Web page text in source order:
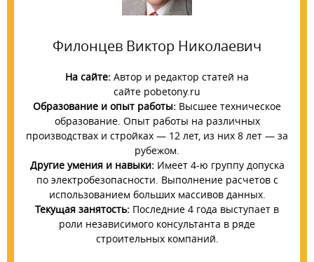
Филонцев Виктор Николаевич
На сайте: Автор и редактор статей на
сайте pobetony.ru
Образование и опыт работы: Высшее техническое
образование. Опыт работы на различных
производствах и стройках — 12 лет, из них 8 лет — за
рубежом.
Другие умения и навыки:Имеет 4-ю группу допуска
по электробезопасности. Выполнение расчетов с
использованием больших массивов данных.
Текущая занятость: Последние 4 года выступает в
роли независимого консультанта в ряде
строительных компаний.